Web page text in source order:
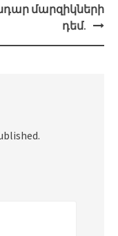
մարզիկների
դեմ.